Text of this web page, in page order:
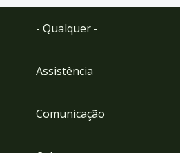
- Qualquer -
Assistência
Comunicação